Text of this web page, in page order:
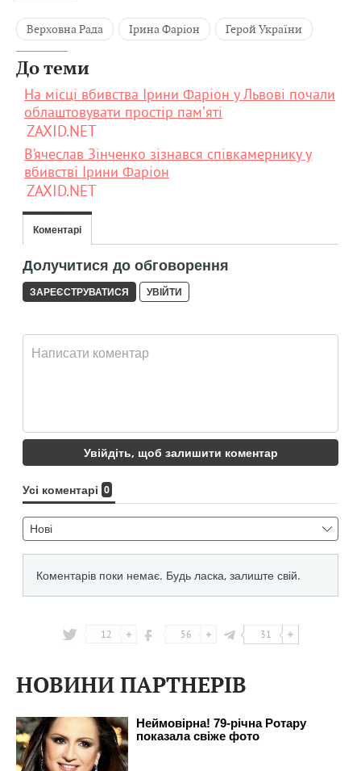
Верховна Рада Ірина Фаріон Герой України
До теми
На місці вбивства Ірини Фаріон у Львові почали
облаштовувати простір памʼяті
ZAXID.NET
В’ячеслав Зінченко зізнався співкамернику у
вбивстві Ірини Фаріон
ZAXID.NET
12 56 31
НОВИНИ ПАРТНЕРІВ